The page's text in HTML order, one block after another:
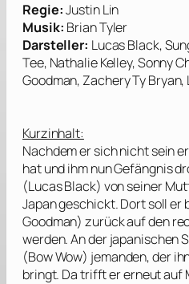
Regie:Justin Lin
Musik: Brian Tyler
Darsteller: Lucas Black,
Tee, Nathalie Kelley, Sonny
Goodman, Zachery Ty Bryan,
Kurzinhalt:
Nachdem er sich nicht sein
hat und ihm nun Gefängnis
(Lucas Black) von seiner
Japan geschickt. Dort soll er
Goodman) zurück auf den
werden. An der japanischen
(Bow Wow) jemanden, der
bringt. Da trifft er erneut auf